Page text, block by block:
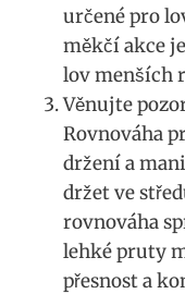
určené‌ pro​
měkčí ​akce
lov menších
Věnujte
⁣Rovnováha‍
držení a
držet ve
rovnováha
⁢lehké pruty
⁤přesnost a